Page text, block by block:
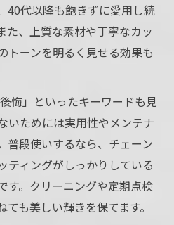
40代以降も飽きずに愛用し続
た、上質な素材や丁寧なカッ
トーンを明るく見せる効果も
悔」といったキーワードも見
いためには実用性やメンテナ
普段使いするなら、チェーン
ティングがしっかりしている
す。クリーニングや定期点検
も美しい輝きを保てます。